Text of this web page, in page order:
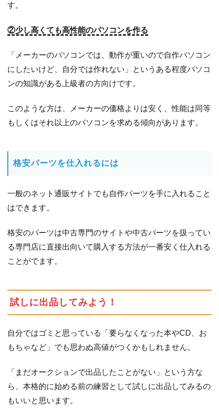
す。
②少し高くても高性能のパソコンを作る
「メーカーのパソコンでは、動作が重いので自作パソコン
にしたいけど、自分では作れない」というある程度パソコ
ンの知識がある上級者の方向けです。
このような方は、メーカーの価格よりは安く、性能は同等
もしくはそれ以上のパソコンを求める傾向があります。
格安パーツを仕入れるには
一般のネット通販サイトでも自作パーツを手に入れること
はできます。
格安のパーツは中古専門のサイトや中古パーツを扱ってい
る専門店に直接出向いて購入する方法が一番安く仕入れる
ことがでます。
試しに出品してみよう！
自分ではゴミと思っている「要らなくなった本やCD、お
もちゃなど」でも思わぬ高値がつくかもしれません。
「まだオークションで出品したことがない」という方な
ら、本格的に始める前の練習として試しに出品してみるの
もいいと思います。